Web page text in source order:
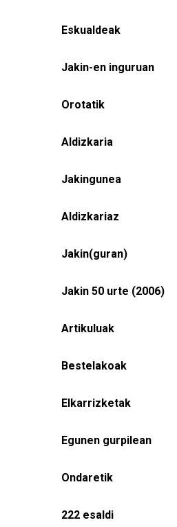
Eskualdeak
Jakin-en inguruan
Orotatik
Aldizkaria
Jakingunea
Aldizkariaz
Jakin(guran)
Jakin 50 urte (2006)
Artikuluak
Bestelakoak
Elkarrizketak
Egunen gurpilean
Ondaretik
222 esaldi